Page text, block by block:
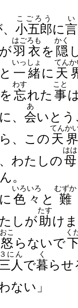
小五郎
こごろう
に言
い
羽衣
はごろも
を 隠
かく
一緒
いっしょ
に 天
てんか
忘
わす
れた 事
こと
、 会
あ
いと
、この 天界
てんか
わたしの母
はは
。
色々
いろいろ
と 難
むずか
しが 助
たす
け
怒
おこ
らないで
く
三人
３にん
で暮
く
ら
ない」